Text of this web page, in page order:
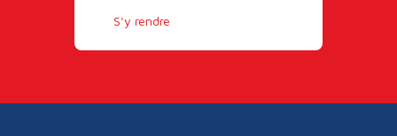
S'y rendre